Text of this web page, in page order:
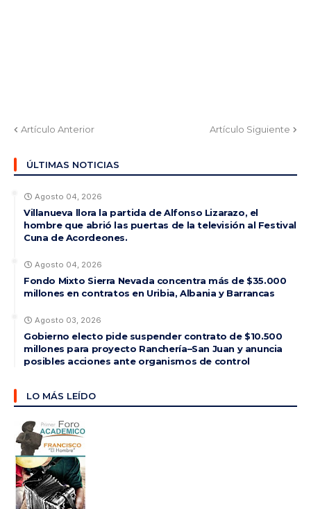
Artículo Anterior Artículo Siguiente
ÚLTIMAS NOTICIAS
Agosto 04, 2026
Villanueva llora la partida de Alfonso Lizarazo, el
hombre que abrió las puertas de la televisión al Festival
Cuna de Acordeones.
Agosto 04, 2026
Fondo Mixto Sierra Nevada concentra más de $35.000
millones en contratos en Uribia, Albania y Barrancas
Agosto 03, 2026
Gobierno electo pide suspender contrato de $10.500
millones para proyecto Ranchería–San Juan y anuncia
posibles acciones ante organismos de control
LO MÁS LEÍDO